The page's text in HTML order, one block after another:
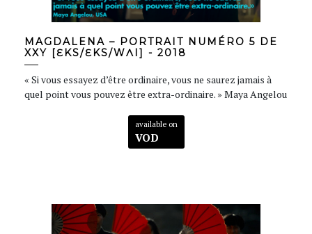
MAGDALENA – PORTRAIT NUMÉRO 5 DE
XXY [ƐKS/ƐKS/WɅI] - 2018
« Si vous essayez d’être ordinaire, vous ne saurez jamais à
quel point vous pouvez être extra-ordinaire. » Maya Angelou
available on
VOD